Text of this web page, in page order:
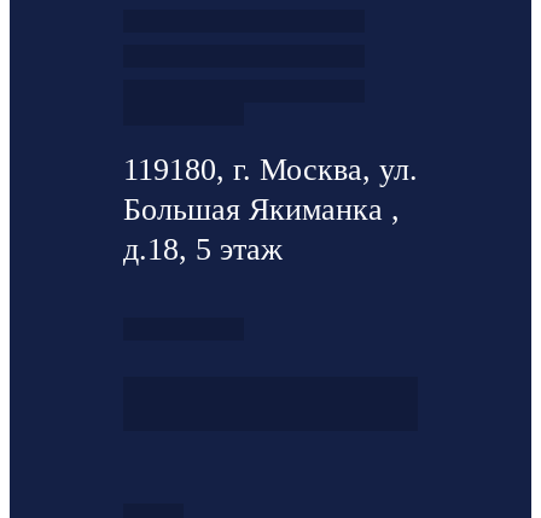
119180, г. Москва, ул.
Большая Якиманка ,
д.18, 5 этаж